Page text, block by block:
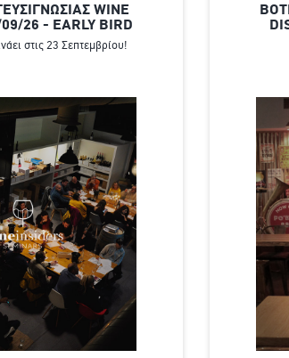
WINE
26 - EARLY BIRD
στις 23 Σεπτεμβρίου!